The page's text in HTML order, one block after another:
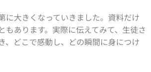
に大きくなっていきました。資料だけ
あります。 実際に伝えてみて、生徒さ
、どこで感動し、どの瞬間に身につけ